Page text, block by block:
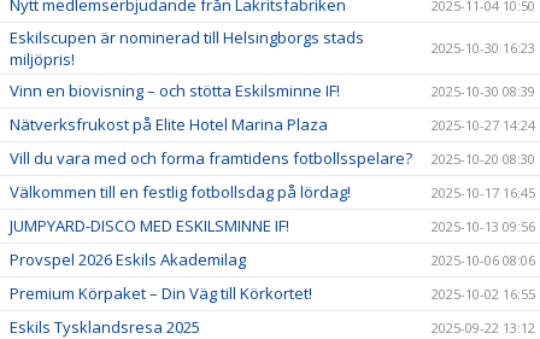
Nytt medlemserbjudande från Lakritsfabriken 2025-11-04 10:50
Eskilscupen är nominerad till Helsingborgs stads
miljöpris!
2025-10-30 16:23
Vinn en biovisning – och stötta Eskilsminne IF! 2025-10-30 08:39
Nätverksfrukost på Elite Hotel Marina Plaza 2025-10-27 14:24
Vill du vara med och forma framtidens fotbollsspelare? 2025-10-20 08:30
Välkommen till en festlig fotbollsdag på lördag! 2025-10-17 16:45
JUMPYARD-DISCO MED ESKILSMINNE IF! 2025-10-13 09:56
Provspel 2026 Eskils Akademilag 2025-10-06 08:06
Premium Körpaket – Din Väg till Körkortet! 2025-10-02 16:55
Eskils Tysklandsresa 2025 2025-09-22 13:12